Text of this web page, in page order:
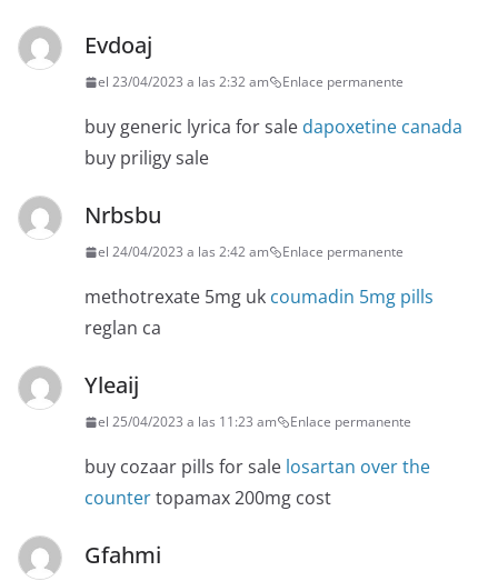
Evdoaj
el 23/04/2023 a las 2:32 am Enlace permanente
buy generic lyrica for sale dapoxetine canada
buy priligy sale
Nrbsbu
el 24/04/2023 a las 2:42 am Enlace permanente
methotrexate 5mg uk coumadin 5mg pills
reglan ca
Yleaij
el 25/04/2023 a las 11:23 am Enlace permanente
buy cozaar pills for sale losartan over the
countertopamax 200mg cost
Gfahmi